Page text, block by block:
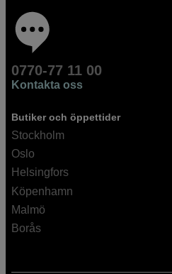
0770-77 11 00
Kontakta oss
Butiker och öppettider
Stockholm
Oslo
Helsingfors
Köpenhamn
Malmö
Borås